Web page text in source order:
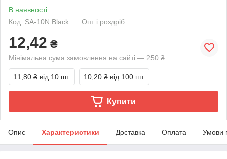
В наявності
Код: SA-10N.Black
Опт і роздріб
12,42 ₴
Мінімальна сума замовлення на сайті — 250 ₴
11,80 ₴ від 10 шт. 10,20 ₴ від 100 шт.
Купити
Опис Характеристики Доставка Оплата Умови